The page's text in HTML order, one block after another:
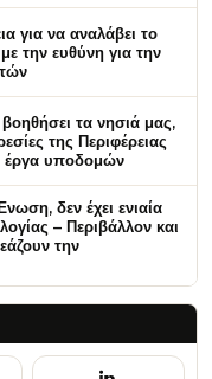
για να αναλάβει το
την ευθύνη για την
τα νησιά μας,
της Περιφέρειας
έργα υποδομών
δεν έχει ενιαία
– Περιβάλλον και
την